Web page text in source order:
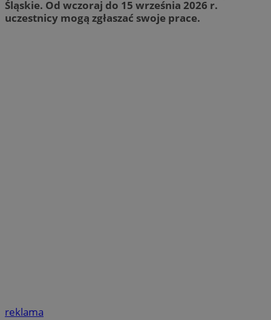
Śląskie. Od wczoraj do 15 września 2026 r.
uczestnicy mogą zgłaszać swoje prace.
reklama